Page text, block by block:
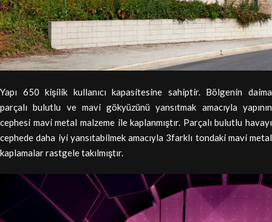
Yapı 650 kişilik kullanıcı kapasitesine sahiptir. Bölgenin daima
parçalı bulutlu ve mavi gökyüzünü yansıtmak amacıyla yapının
cephesi mavi metal malzeme ile kaplanmıştır. Parçalı bulutlu havayı
cephede daha iyi yansıtabilmek amacıyla 3farklı tondaki mavi metal
kaplamalar rastgele takılmıştır.